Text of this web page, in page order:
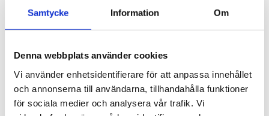
Samtycke Information Om
Denna webbplats använder cookies
Vi använder enhetsidentifierare för att anpassa innehållet
och annonserna till användarna, tillhandahålla funktioner
för sociala medier och analysera vår trafik. Vi
Bli den första att lämna ett omdöme.